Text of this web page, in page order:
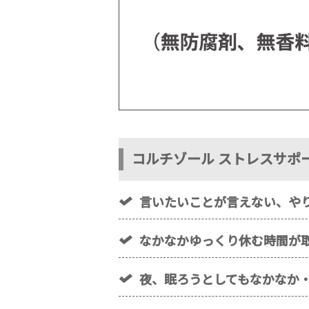
コルチゾール ストレスサ
言いたいことが言えない、や
なかなかゆっくり休む時間が
夜、眠ろうとしてもなかなか